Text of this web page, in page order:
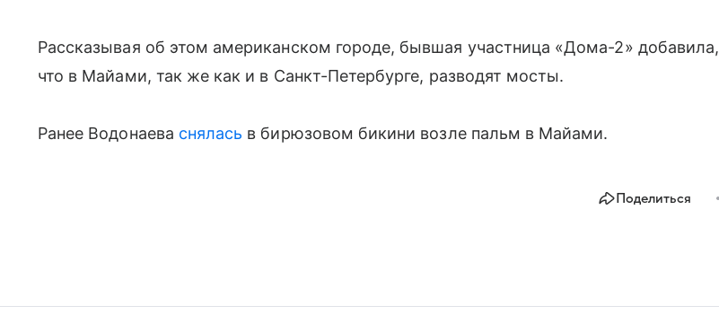
Рассказывая об этом американском городе, бывшая участница «Дома-2» добавила,
что в Майами, так же как и в Санкт-Петербурге, разводят мосты.
Ранее Водонаева снялась в бирюзовом бикини возле пальм в Майами.
Поделиться